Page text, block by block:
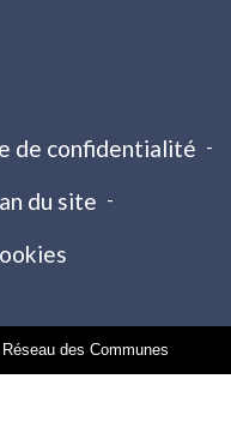
de confidentialité -
du site -
des Communes